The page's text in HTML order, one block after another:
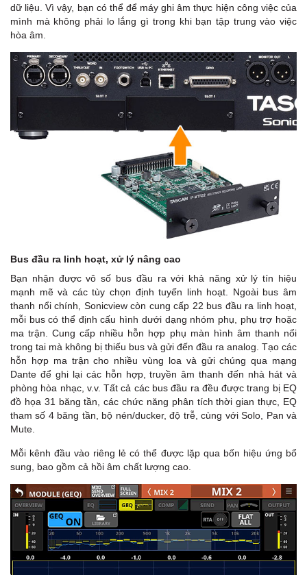
dữ liệu. Vì vậy, bạn có thể để máy ghi âm thực hiện công việc của
mình mà không phải lo lắng gì trong khi bạn tập trung vào việc
hòa âm.
Bus đầu ra linh hoạt, xử lý nâng cao
Bạn nhận được vô số bus đầu ra với khả năng xử lý tín hiệu
mạnh mẽ và các tùy chọn định tuyến linh hoạt. Ngoài bus âm
thanh nổi chính, Sonicview còn cung cấp 22 bus đầu ra linh hoạt,
mỗi bus có thể định cấu hình dưới dạng nhóm phụ, phụ trợ hoặc
ma trận. Cung cấp nhiều hỗn hợp phụ màn hình âm thanh nổi
trong tai mà không bị thiếu bus và gửi đến đầu ra analog. Tạo các
hỗn hợp ma trận cho nhiều vùng loa và gửi chúng qua mạng
Dante để ghi lại các hỗn hợp, truyền âm thanh đến nhà hát và
phòng hòa nhạc, v.v. Tất cả các bus đầu ra đều được trang bị EQ
đồ họa 31 băng tần, các chức năng phân tích thời gian thực, EQ
tham số 4 băng tần, bộ nén/ducker, độ trễ, cùng với Solo, Pan và
Mute.
Mỗi kênh đầu vào riêng lẻ có thể được lặp qua bốn hiệu ứng bổ
sung, bao gồm cả hồi âm chất lượng cao.